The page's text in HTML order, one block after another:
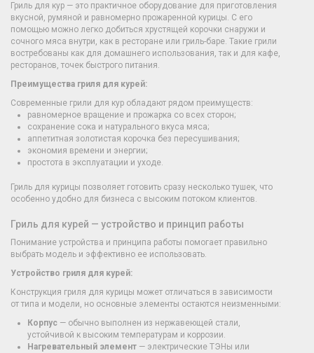
Гриль для кур — это практичное оборудование для приготовления
вкусной, румяной и равномерно прожаренной курицы. С его
помощью можно легко добиться хрустящей корочки снаружи и
сочного мяса внутри, как в ресторане или гриль-баре. Такие грили
востребованы как для домашнего использования, так и для кафе,
ресторанов, точек быстрого питания.
Преимущества гриля для курей:
Современные грили для кур обладают рядом преимуществ:
равномерное вращение и прожарка со всех сторон;
сохранение сока и натурального вкуса мяса;
аппетитная золотистая корочка без пересушивания;
экономия времени и энергии;
простота в эксплуатации и уходе.
Гриль для курицы позволяет готовить сразу несколько тушек, что
особенно удобно для бизнеса с высоким потоком клиентов.
Гриль для курей — устройство и принцип работы
Понимание устройства и принципа работы помогает правильно
выбрать модель и эффективно ее использовать.
Устройство гриля для курей:
Конструкция гриля для курицы может отличаться в зависимости
от типа и модели, но основные элементы остаются неизменными:
Корпус — обычно выполнен из нержавеющей стали,
устойчивой к высоким температурам и коррозии.
Нагревательный элемент — электрические ТЭНы или